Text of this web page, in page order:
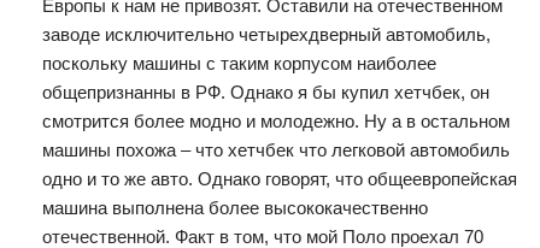
Европы к нам не привозят. Оставили на отечественном
заводе исключительно четырехдверный автомобиль,
поскольку машины с таким корпусом наиболее
общепризнанны в РФ. Однако я бы купил хетчбек, он
смотрится более модно и молодежно. Ну а в остальном
машины похожа – что хетчбек что легковой автомобиль
одно и то же авто. Однако говорят, что общеевропейская
машина выполнена более высококачественно
отечественной. Факт в том, что мой Поло проехал 70